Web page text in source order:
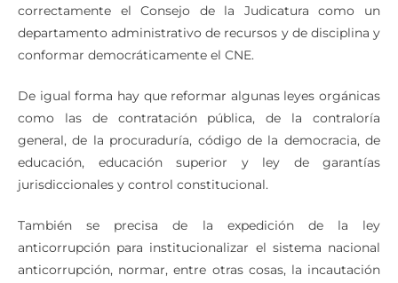
correctamente el Consejo de la Judicatura como un
departamento administrativo de recursos y de disciplina y
conformar democráticamente el CNE.
De igual forma hay que reformar algunas leyes orgánicas
como las de contratación pública, de la contraloría
general, de la procuraduría, código de la democracia, de
educación, educación superior y ley de garantías
jurisdiccionales y control constitucional.
También se precisa de la expedición de la ley
anticorrupción para institucionalizar el sistema nacional
anticorrupción, normar, entre otras cosas, la incautación